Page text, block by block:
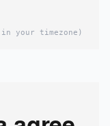
your timezone)